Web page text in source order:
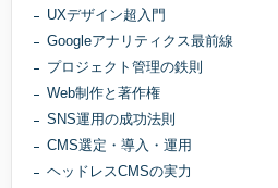
UXデザイン超入門
Googleアナリティクス最前線
プロジェクト管理の鉄則
Web制作と著作権
SNS運用の成功法則
CMS選定・導入・運用
ヘッドレスCMSの実力